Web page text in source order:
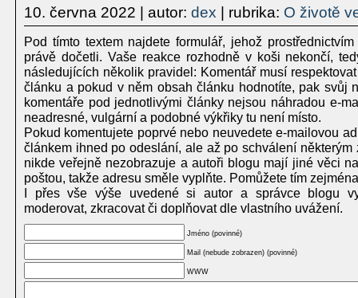
10. června 2022 | autor: dex | rubrika: O životě
Pod tímto textem najdete formulář, jehož
právě dočetli. Vaše reakce rozhodně v koši nekončí,
následujících několik pravidel: Komentář musí
článku a pokud v něm obsah článku hodnotíte, pak svůj
komentáře pod jednotlivými články nejsou náhradou e-
neadresné, vulgární a podobné výkřiky tu není místo.
Pokud komentujete poprvé nebo neuvedete e-mailovou
článkem ihned po odeslání, ale až po schválení
nikde veřejně nezobrazuje a autoři blogu mají jiné věci
poštou, takže adresu směle vyplňte. Pomůžete tím
I přes vše výše uvedené si autor a správce blogu
moderovat, zkracovat či doplňovat dle vlastního uvážení.
Jméno (povinné)
Mail (nebude zobrazen) (povinné)
WWW